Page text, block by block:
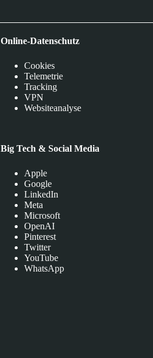
Online-Datenschutz
Cookies
Telemetrie
Tracking
VPN
Websiteanalyse
Big Tech & Social Media
Apple
Google
LinkedIn
Meta
Microsoft
OpenAI
Pinterest
Twitter
YouTube
WhatsApp